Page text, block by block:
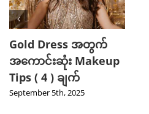
2025 TikTok မှာ Trend
ဖြစ်ခဲ့တဲ့ Hot Beauty
Product ( 5 ) မျိုး
August 27th, 2025